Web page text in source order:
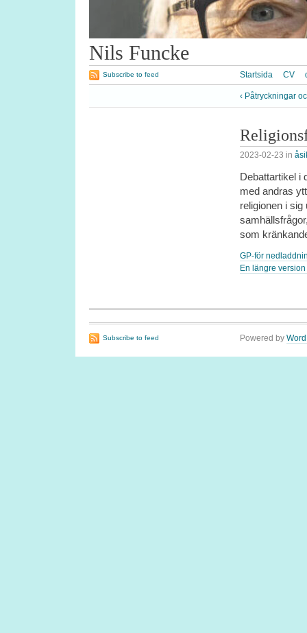
Nils Funcke
Startsida CV
Subscribe to feed
‹ Påtryckningar
2023-02-23 in
Debattartikel i
med andras
religionen i
som
GP-för
En längre
Subscribe to feed Powered by